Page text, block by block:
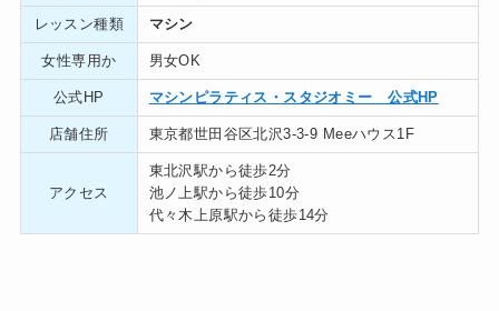
レッスン種類 マシン
女性専用か 男女OK
公式HP マシンピラティス・スタジオミー 公式HP
店舗住所 東京都世田谷区北沢3-3-9 Meeハウス1F
アクセス
東北沢駅から徒歩2分
池ノ上駅から徒歩10分
代々木上原駅から徒歩14分